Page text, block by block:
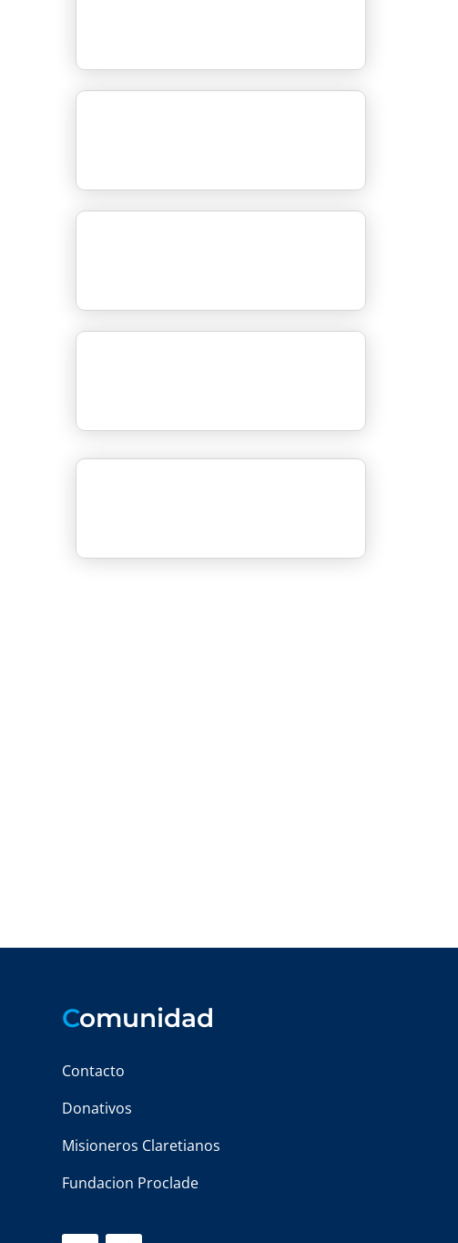
Comunidad
Contacto
Donativos
Misioneros Claretianos
Fundacion Proclade